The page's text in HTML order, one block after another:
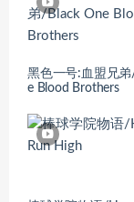
黑色一号:血盟兄
e Blood Brothers